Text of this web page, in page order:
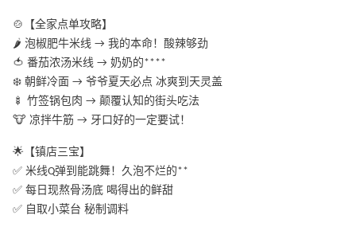
🍲【全家点单攻略】
🌶️ 泡椒肥牛米线 → 我的本命！酸辣够劲
🍅 番茄浓汤米线 → 奶奶的****
❄️ 朝鲜冷面 → 爷爷夏天必点 冰爽到天灵盖
🍢 竹签锅包肉 → 颠覆认知的街头吃法
🐮 凉拌牛筋 → 牙口好的一定要试！
🌟【镇店三宝】
✅ 米线Q弹到能跳舞！久泡不烂的**
✅ 每日现熬骨汤底 喝得出的鲜甜
✅ 自取小菜台 秘制调料